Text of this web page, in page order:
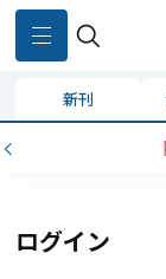
新刊
ログイン